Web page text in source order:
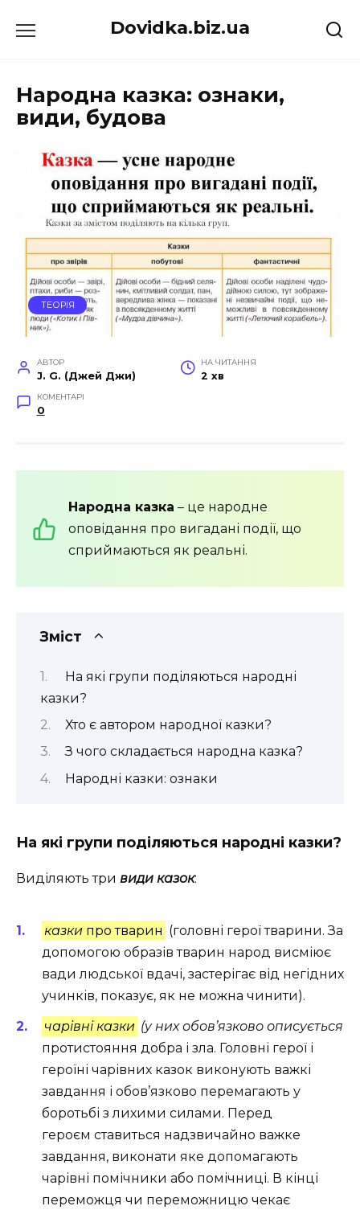
до
Dovidka.biz.ua
Народна казка: ознаки,
види, будова
ТЕОРІЯ
АВТОР
J. G. (Джей Джи)
НА ЧИТАННЯ
2 хв
КОМЕНТАРІ
0
Народна казка – це народне
оповідання про вигадані події, що
сприймаються як реальні.
Зміст
На які групи поділяються народні
казки?
Хто є автором народної казки?
З чого складається народна казка?
Народні казки: ознаки
На які групи поділяються народні казки?
Виділяють три види казок:
казки про тварин (головні герої тварини. За
допомогою образів тварин народ висміює
вади людської вдачі, застерігає від негідних
учинків, показує, як не можна чинити).
чарівніказки (у них обов’язково описується
протистояння добра і зла. Головні герої і
героїні чарівних казок виконують важкі
завдання і обов’язково перемагають у
боротьбі з лихими силами. Перед
героєм ставиться надзвичайно важке
завдання, виконати яке допомагають
чарівні помічники або помічниці. В кінці
переможця чи переможницю чекає